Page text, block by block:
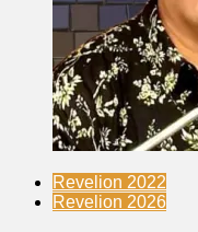
Revelion 2022
Revelion 2026